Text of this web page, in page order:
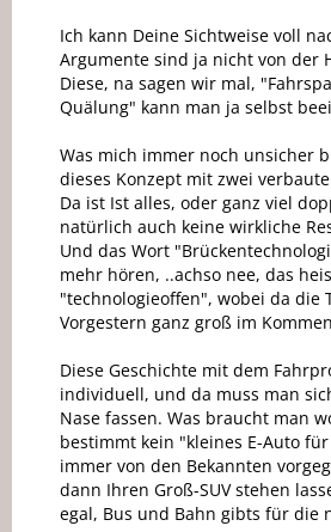
Ich kann Deine Sichtweise voll
Argumente sind ja nicht von der
Diese, na sagen wir mal,
Quälung" kann man ja selbst
Was mich immer noch unsicher
dieses Konzept mit zwei
Da ist Ist alles, oder ganz viel
natürlich auch keine wirkliche
Und das Wort
mehr hören, ..achso nee, das
"technologieoffen", wobei da die
Vorgestern ganz groß im
Diese Geschichte mit dem
individuell, und da muss man
Nase fassen. Was braucht man
bestimmt kein "kleines E-Auto
immer von den Bekannten
dann Ihren Groß-SUV stehen
egal, Bus und Bahn gibts für die